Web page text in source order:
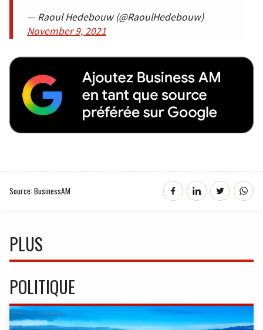
— Raoul Hedebouw (@RaoulHedebouw)
November 9, 2021
Source: BusinessAM
PLUS
POLITIQUE